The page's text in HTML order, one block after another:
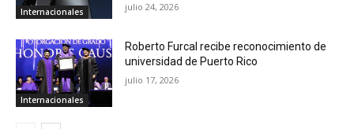
Internacionales julio 24, 2026
Internacionales
Roberto Furcal recibe reconocimiento de
universidad de Puerto Rico
julio 17, 2026